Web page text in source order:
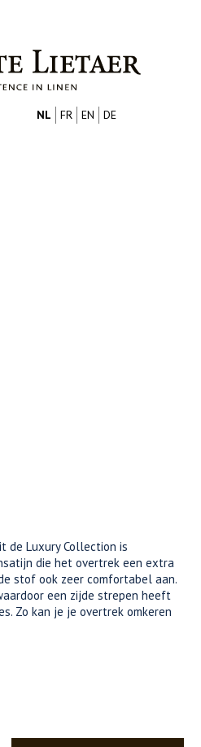
NL FR EN DE
de Luxury Collection is
die het overtrek een extra
stof ook zeer comfortabel aan.
een zijde strepen heeft
Zo kan je je overtrek omkeren